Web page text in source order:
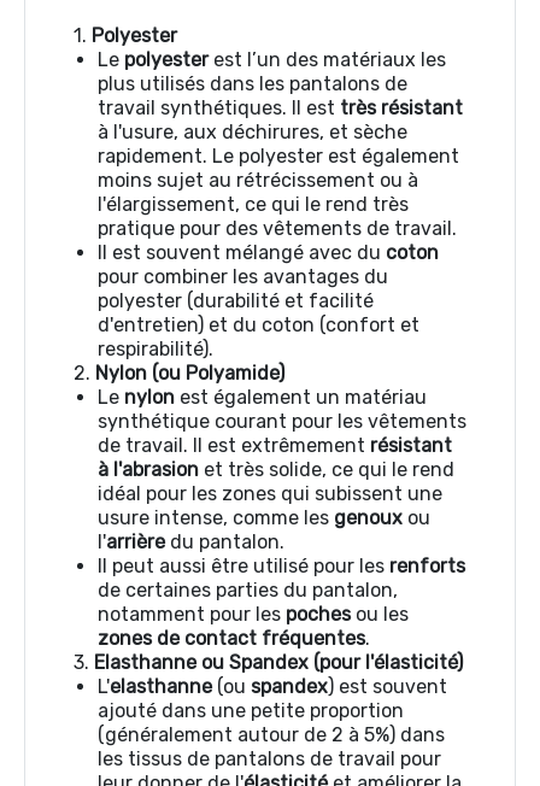
1. Polyester
Le polyesterest l’un des matériaux les
plus utilisés dans les pantalons de
travail synthétiques. Il est très résistant
à l'usure, aux déchirures, et sèche
rapidement. Le polyester est également
moins sujet au rétrécissement ou à
l'élargissement, ce qui le rend très
pratique pour des vêtements de travail.
Il est souvent mélangé avec du coton
pour combiner les avantages du
polyester (durabilité et facilité
d'entretien) et du coton (confort et
respirabilité).
2. Nylon (ou Polyamide)
Le nylon est également un matériau
synthétique courant pour les vêtements
de travail. Il est extrêmement résistant
à l'abrasion et très solide, ce qui le rend
idéal pour les zones qui subissent une
usure intense, comme les genoux ou
l'arrièredu pantalon.
Il peut aussi être utilisé pour les renforts
de certaines parties du pantalon,
notamment pour les pochesou les
zones de contact fréquentes.
3. Elasthanne ou Spandex (pour l'élasticité)
L'elasthanne(ou spandex) est souvent
ajouté dans une petite proportion
(généralement autour de 2 à 5%) dans
les tissus de pantalons de travail pour